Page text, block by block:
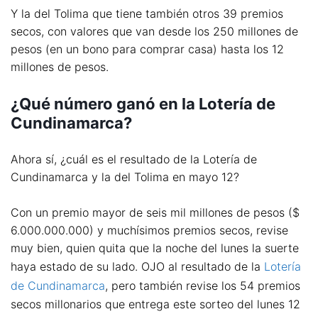
Y la del Tolima que tiene también otros 39 premios
secos, con valores que van desde los 250 millones de
pesos (en un bono para comprar casa) hasta los 12
millones de pesos.
¿Qué número ganó en la Lotería de
Cundinamarca?
Ahora sí, ¿cuál es el resultado de la Lotería de
Cundinamarca y la del Tolima en mayo 12?
Con un premio mayor de seis mil millones de pesos ($
6.000.000.000) y muchísimos premios secos, revise
muy bien, quien quita que la noche del lunes la suerte
haya estado de su lado. OJO al resultado de la Lotería
de Cundinamarca, pero también revise los 54 premios
secos millonarios que entrega este sorteo del lunes 12